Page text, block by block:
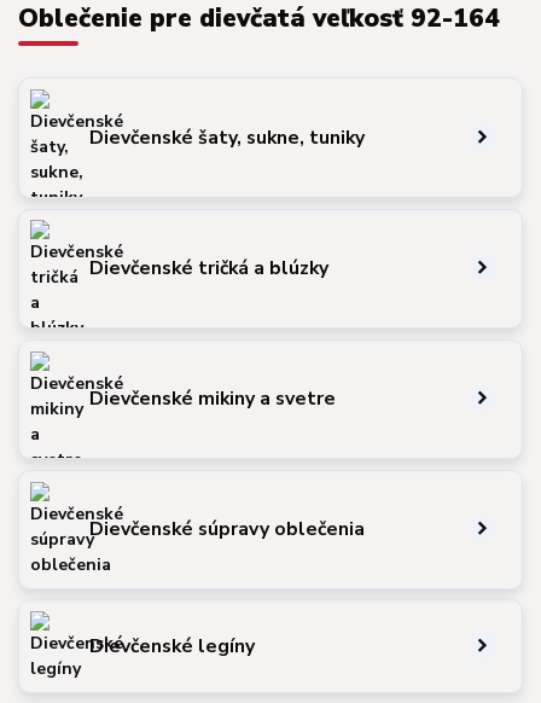
Oblečenie pre dievčatá veľkosť 92-164
Dievčenské šaty, sukne, tuniky
Dievčenské tričká a blúzky
Dievčenské mikiny a svetre
Dievčenské súpravy oblečenia
Dievčenské legíny